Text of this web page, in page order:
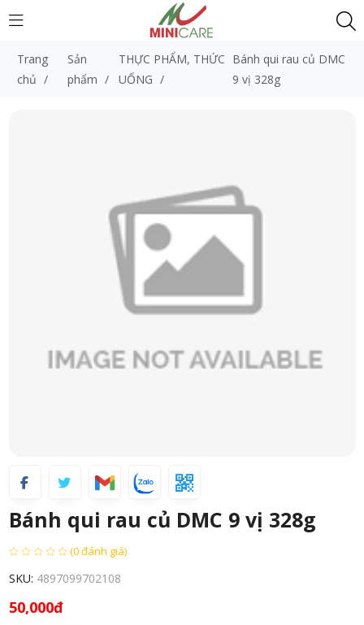
Trang
chủ /
Sản
phẩm /
THỰC PHẨM, THỨC
UỐNG /
Bánh qui rau củ DMC
9 vị 328g
Bánh qui rau củ DMC 9 vị 328g
(0 đánh giá)
SKU: 4897099702108
50,000đ